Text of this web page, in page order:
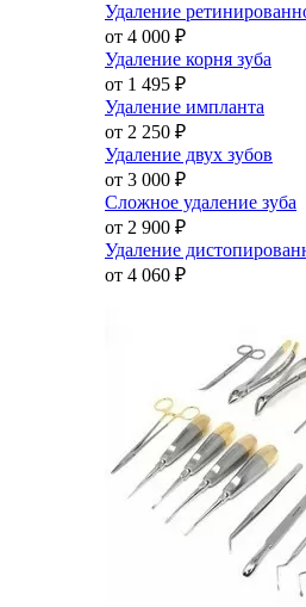
Удаление
от 4 000 ₽
Удаление корня зуба
от 1 495 ₽
Удаление импланта
от 2 250 ₽
Удаление двух зубов
от 3 000 ₽
Сложное удаление зуба
от 2 900 ₽
Удаление
от 4 060 ₽